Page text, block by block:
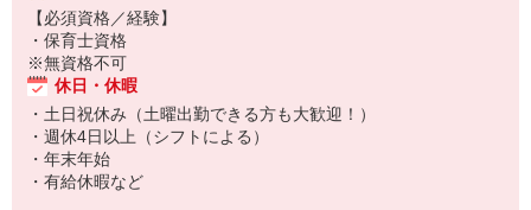
【必須資格／経験】
・保育士資格
※無資格不可
休日・休暇
・土日祝休み（土曜出勤できる方も大歓迎！）
・週休4日以上（シフトによる）
・年末年始
・有給休暇など